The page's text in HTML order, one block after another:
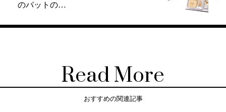
のバットの…
Read More
おすすめの関連記事